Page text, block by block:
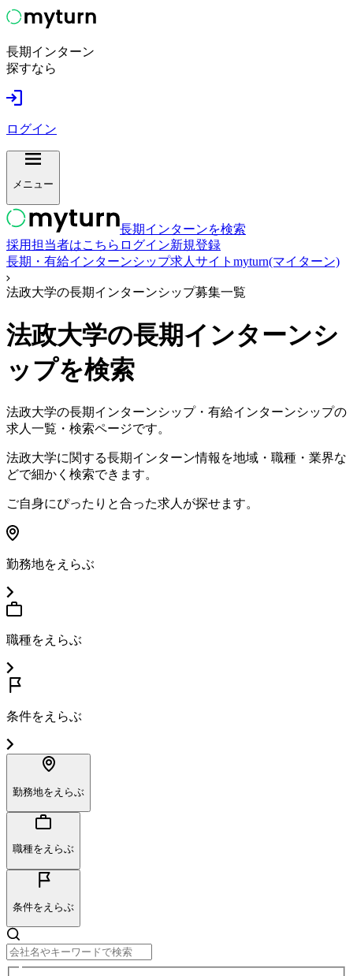
長期インターン
探すなら
ログイン
メニュー
長期インターンを検索
採用担当者はこちら ログイン新規登録
長期・有給インターンシップ求人サイトmyturn(マイターン)
法政大学の長期インターンシップ募集一覧
法政大学の長期インターンシ
ップを検索
法政大学の長期インターンシップ・有給インターンシップの
求人一覧・検索ページです。
法政大学に関する長期インターン情報を地域・職種・業界な
どで細かく検索できます。
ご自身にぴったりと合った求人が探せます。
勤務地をえらぶ
職種をえらぶ
条件をえらぶ
勤務地をえらぶ
職種をえらぶ
条件をえらぶ